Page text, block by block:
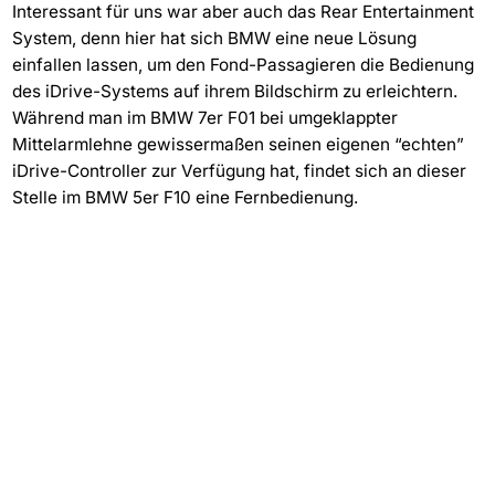
Interessant für uns war aber auch das Rear Entertainment
System, denn hier hat sich BMW eine neue Lösung
einfallen lassen, um den Fond-Passagieren die Bedienung
des iDrive-Systems auf ihrem Bildschirm zu erleichtern.
Während man im BMW 7er F01 bei umgeklappter
Mittelarmlehne gewissermaßen seinen eigenen “echten”
iDrive-Controller zur Verfügung hat, findet sich an dieser
Stelle im BMW 5er F10 eine Fernbedienung.